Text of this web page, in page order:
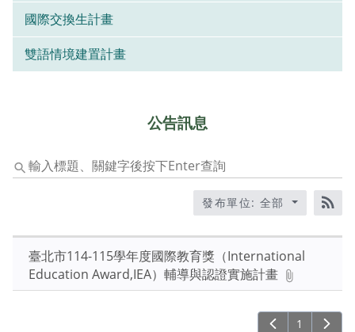
國際交換生計畫
雙語情境建置計畫
公告訊息
輸
入
關
後
發布單位: 全部
RSS
臺北市114-115學年度國際教育獎（International
Education Award,IEA）輔導與認證實施計畫
1